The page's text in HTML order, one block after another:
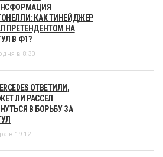
КАК ТИНЕЙДЖЕР
ПРЕТЕНДЕНТОМ НА
В Ф1?
в 8:30
ОТВЕТИЛИ,
ЛИ РАССЕЛ
В БОРЬБУ ЗА
в 19:12